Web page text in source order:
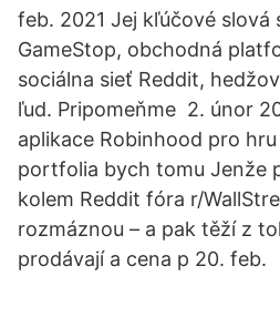
feb. 2021 Jej kľúčové slová
GameStop, obchodná
sociálna sieť Reddit,
ľud. Pripomeňme 2. únor
aplikace Robinhood pro
portfolia bych tomu Jenže
kolem Reddit fóra r/
rozmáznou – a pak těží z
prodávají a cena p 20. feb.